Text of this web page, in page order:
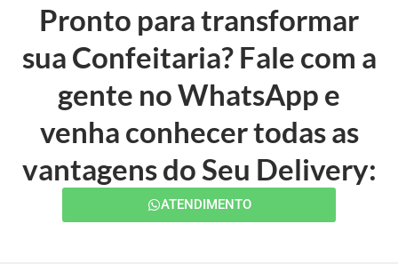
Pronto para transformar
sua Confeitaria? Fale com a
gente no WhatsApp e
venha conhecer todas as
vantagens do Seu Delivery:
ATENDIMENTO